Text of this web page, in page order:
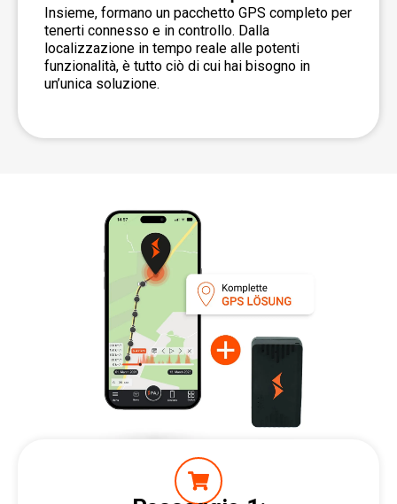
Insieme, formano un pacchetto GPS completo per
tenerti connesso e in controllo. Dalla
localizzazione in tempo reale alle potenti
funzionalità, è tutto ciò di cui hai bisogno in
un’unica soluzione.